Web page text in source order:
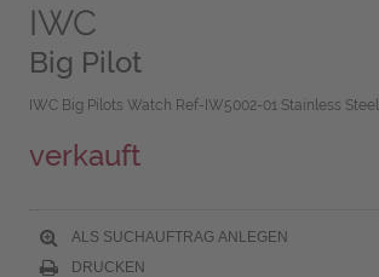
IWC
Big Pilot
IWC Big Pilots Watch Ref-IW5002-01 Stainless
verkauft
ALS SUCHAUFTRAG ANLEGEN
DRUCKEN